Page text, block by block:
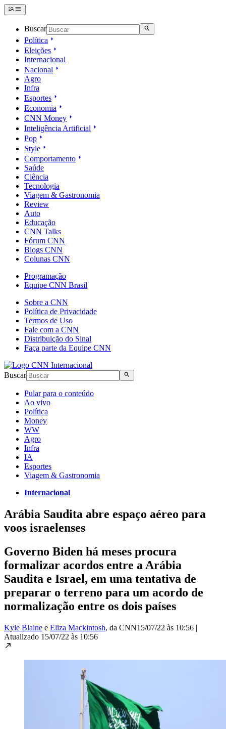
Buscar
Política
Eleições
Internacional
Nacional
Agro
Infra
Esportes
Economia
CNN Money
Inteligência Artificial
Pop
Style
Comportamento
Saúde
Ciência
Tecnologia
Viagem & Gastronomia
Review
Auto
Educação
CNN Talks
Fórum CNN
Blogs CNN
Colunas CNN
Programação
Equipe CNN Brasil
Sobre a CNN
Política de Privacidade
Termos de Uso
Fale com a CNN
Distribuição do Sinal
Faça parte da Equipe CNN
Buscar
Pular para o conteúdo
Ao vivo
Política
Money
WW
Agro
Infra
IA
Esportes
Viagem & Gastronomia
Internacional
Arábia Saudita abre espaço aéreo para
voos israelenses
Governo Biden há meses procura
formalizar acordos entre a Arábia
Saudita e Israel, em uma tentativa de
preparar o terreno para um acordo de
normalização entre os dois países
Kyle Blaine e Eliza Mackintosh, da CNN15/07/22 às 10:56 |
Atualizado 15/07/22 às 10:56